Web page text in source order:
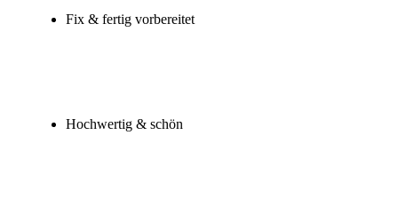
Fix & fertig vorbereitet
Hochwertig & schön